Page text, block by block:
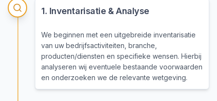
1. Inventarisatie & Analyse
We beginnen met een uitgebreide inventarisatie
van uw bedrijfsactiviteiten, branche,
producten/diensten en specifieke wensen. Hierbij
analyseren wij eventuele bestaande voorwaarden
en onderzoeken we de relevante wetgeving.